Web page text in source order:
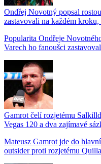
Ondřej Novotný popsal
zastavovali na každém kroku,
Popularita Ondřeje
Varech ho fanoušci
Gamrot čelí rozjetému
Vegas 120 a dva zajímavé
Mateusz Gamrot jde do
outsider proti rozjetému